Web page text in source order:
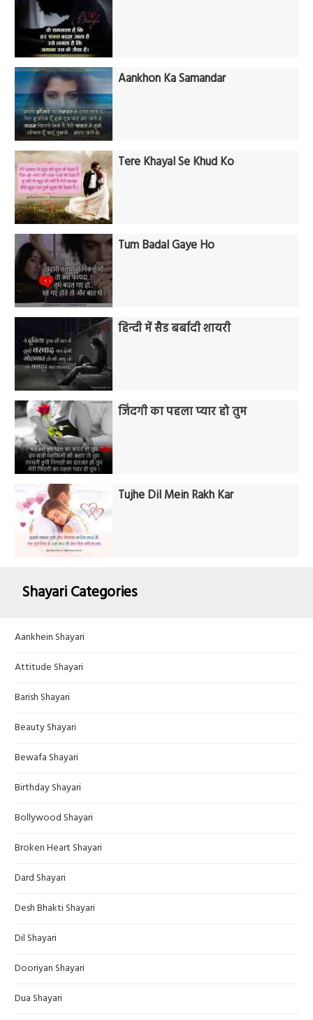
Aankhon Ka Samandar
Tere Khayal Se Khud Ko
Tum Badal Gaye Ho
हिन्दी में सैड बर्बादी शायरी
जिंदगी का पहला प्यार हो तुम
Tujhe Dil Mein Rakh Kar
Shayari Categories
Aankhein Shayari
Attitude Shayari
Barish Shayari
Beauty Shayari
Bewafa Shayari
Birthday Shayari
Bollywood Shayari
Broken Heart Shayari
Dard Shayari
Desh Bhakti Shayari
Dil Shayari
Dooriyan Shayari
Dua Shayari